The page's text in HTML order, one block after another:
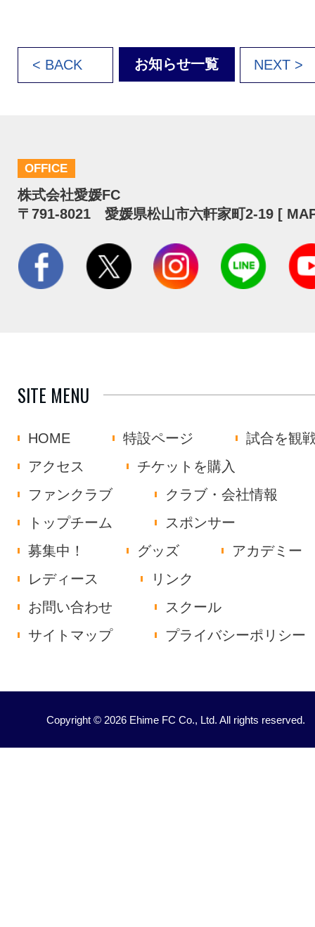
< BACK お知らせ一覧 NEXT >
OFFICE
株式会社愛媛FC
〒791-8021 愛媛県松山市六軒家町2-19 [
SITE MENU
HOME 特設ページ
試合を観
アクセス
チケットを購入
ファンクラブ
クラブ・会社情報
トップチーム
スポンサー
募集中！
グッズ
アカデミー
レディース
リンク
お問い合わせ
スクール
サイトマップ
プライバシーポリシー
Copyright © 2026 Ehime FC Co., Ltd. All rights reserved.